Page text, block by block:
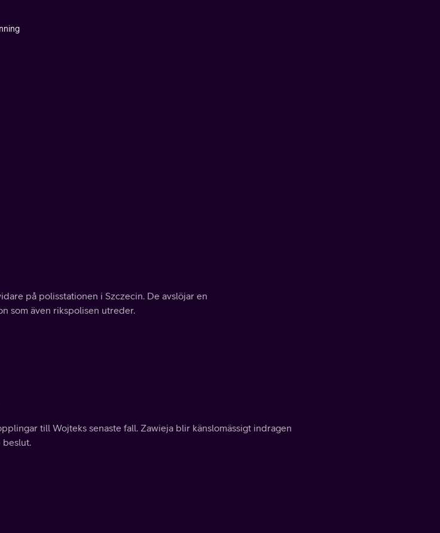
på polisstationen i Szczecin. De avslöjar en
som även rikspolisen utreder.
till Wojteks senaste fall. Zawieja blir känslomässigt indragen
beslut.